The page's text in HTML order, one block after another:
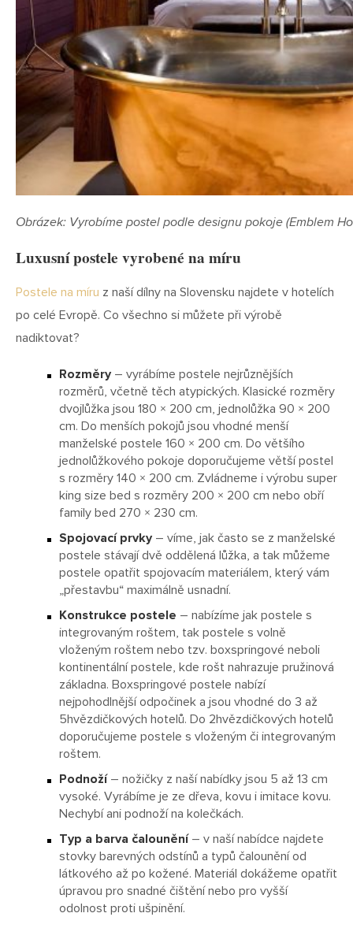
Obrázek: Vyrobíme postel podle designu pokoje (Emblem
Luxusní postele vyrobené na míru
Postele na míru z naší dílny na Slovensku najdete v hotelích
po celé Evropě. Co všechno si můžete při výrobě
nadiktovat?
Rozměry – vyrábíme postele nejrůznějších
rozměrů, včetně těch atypických. Klasické rozměry
dvojlůžka jsou 180 × 200 cm, jednolůžka 90 × 200
cm. Do menších pokojů jsou vhodné menší
manželské postele 160 × 200 cm. Do většího
jednolůžkového pokoje doporučujeme větší postel
s rozměry 140 × 200 cm. Zvládneme i výrobu super
king size bed s rozměry 200 × 200 cm nebo obří
family bed 270 × 230 cm.
Spojovací prvky – víme, jak často se z manželské
postele stávají dvě oddělená lůžka, a tak můžeme
postele opatřit spojovacím materiálem, který vám
„přestavbu“ maximálně usnadní.
Konstrukce postele – nabízíme jak postele s
integrovaným roštem, tak postele s volně
vloženým roštem nebo tzv. boxspringové neboli
kontinentální postele, kde rošt nahrazuje pružinová
základna. Boxspringové postele nabízí
nejpohodlnější odpočinek a jsou vhodné do 3 až
5hvězdičkových hotelů. Do 2hvězdičkových hotelů
doporučujeme postele s vloženým či integrovaným
roštem.
Podnoží– nožičky z naší nabídky jsou 5 až 13 cm
vysoké. Vyrábíme je ze dřeva, kovu i imitace kovu.
Nechybí ani podnoží na kolečkách.
Typ a barva čalounění– v naší nabídce najdete
stovky barevných odstínů a typů čalounění od
látkového až po kožené. Materiál dokážeme opatřit
úpravou pro snadné čištění nebo pro vyšší
odolnost proti ušpinění.